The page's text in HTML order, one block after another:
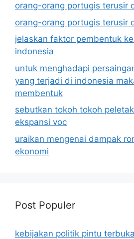
orang-orang portugis terusir
orang-orang portugis terusir
jelaskan faktor pembentuk
indonesia
untuk menghadapi
yang terjadi di indonesia
membentuk
sebutkan tokoh tokoh
ekspansi voc
uraikan mengenai dampak
ekonomi
Post Populer
kebijakan politik pintu